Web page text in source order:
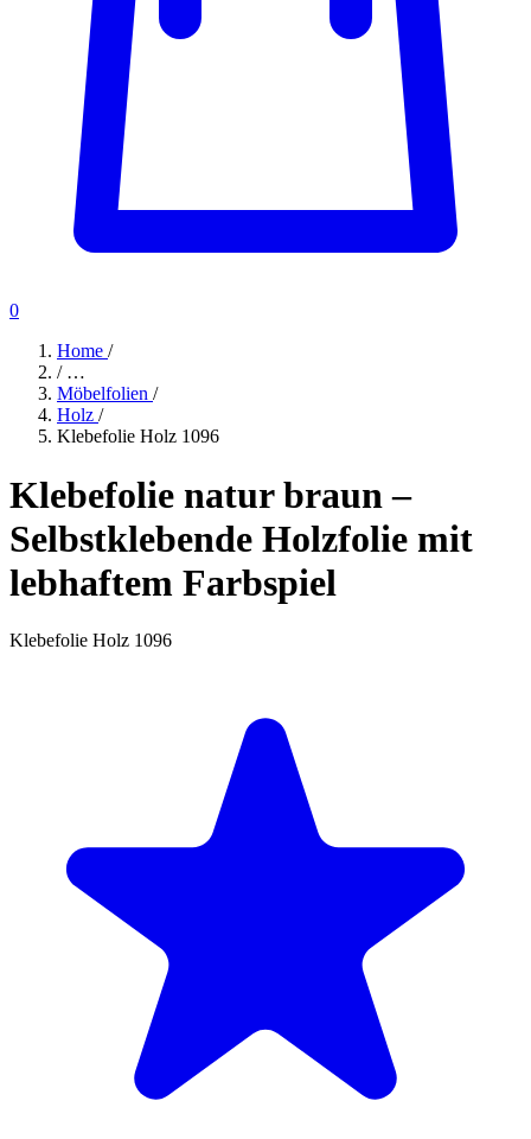
0
Home /
/ …
Möbelfolien /
Holz /
Klebefolie Holz 1096
Klebefolie natur braun –
Selbstklebende Holzfolie mit
lebhaftem Farbspiel
Klebefolie Holz 1096